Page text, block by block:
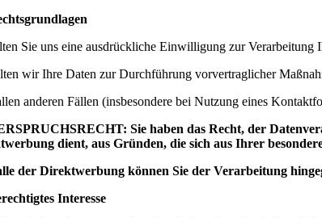
Sie uns eine ausdrückliche Einwilligung zur
wir Ihre Daten zur Durchführung vorvertraglicher
anderen Fällen (insbesondere bei Nutzung eines
Sie haben das Recht, der
dient, aus Gründen, die sich aus Ihrer
der Direktwerbung können Sie der Verarbeitung
Interesse